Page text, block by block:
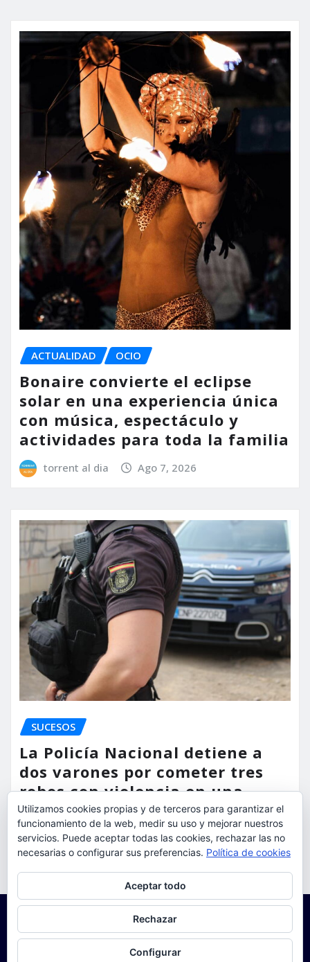
ACTUALIDAD OCIO
Bonaire convierte el eclipse
solar en una experiencia única
con música, espectáculo y
actividades para toda la familia
torrent al dia Ago 7, 2026
SUCESOS
La Policía Nacional detiene a
dos varones por cometer tres
robos con violencia en una
misma mañana
torrent al dia Ago 7, 2026
Utilizamos cookies propias y de terceros para garantizar el
funcionamiento de la web, medir su uso y mejorar nuestros
servicios. Puede aceptar todas las cookies, rechazar las no
necesarias o configurar sus preferencias. Política de cookies
Aceptar todo
Rechazar
Configurar
Para obtener más información, incluido cómo gestionar las cookies,